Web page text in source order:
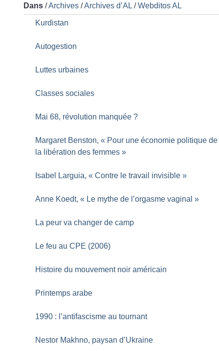
Dans /Archives /Archives d’AL /Webditos AL
Kurdistan
Autogestion
Luttes urbaines
Classes sociales
Mai 68, révolution manquée ?
Margaret Benston, « Pour une économie politique de
la libération des femmes »
Isabel Larguia, « Contre le travail invisible »
Anne Koedt, « Le mythe de l’orgasme vaginal »
La peur va changer de camp
Le feu au CPE (2006)
Histoire du mouvement noir américain
Printemps arabe
1990 : l’antifascisme au tournant
Nestor Makhno, paysan d’Ukraine